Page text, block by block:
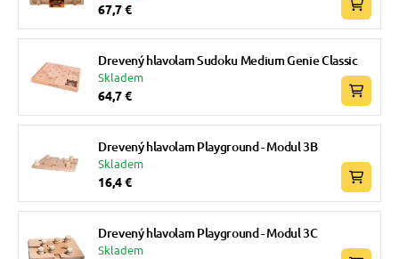
67,7 €
Drevený hlavolam Sudoku Medium Genie Classic
Skladem
64,7 €
Drevený hlavolam Playground - Modul 3B
Skladem
16,4 €
Drevený hlavolam Playground - Modul 3C
Skladem